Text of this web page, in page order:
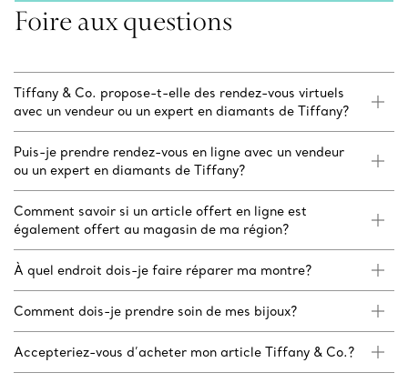
Foire aux questions
Tiffany & Co. propose-t-elle des rendez-vous virtuels
avec un vendeur ou un expert en diamants de Tiffany?
Puis-je prendre rendez-vous en ligne avec un vendeur
ou un expert en diamants de Tiffany?
Comment savoir si un article offert en ligne est
également offert au magasin de ma région?
À quel endroit dois-je faire réparer ma montre?
Comment dois-je prendre soin de mes bijoux?
Accepteriez-vous d’acheter mon article Tiffany & Co.?